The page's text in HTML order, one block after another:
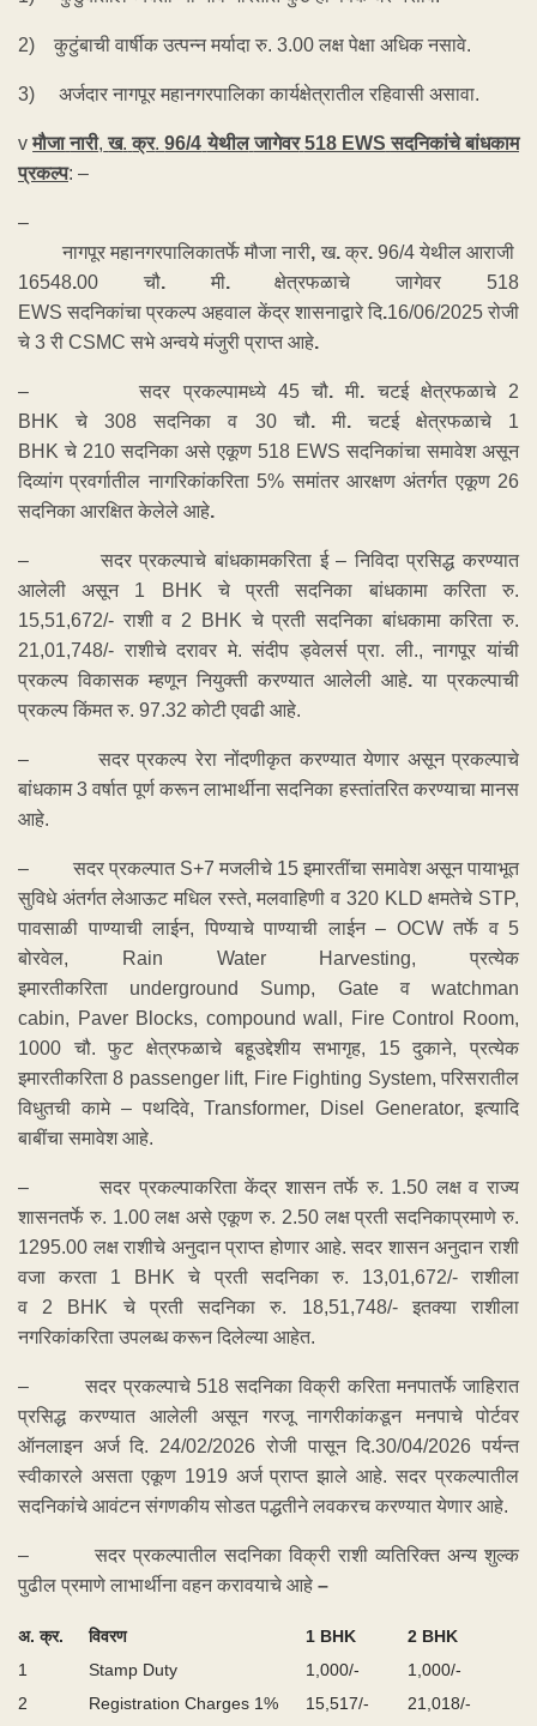
2) कुटुंबाची वार्षीक उत्पन्न मर्यादा रु. 3.00 लक्ष पेक्षा अधिक नसावे.
3) अर्जदार नागपूर महानगरपालिका कार्यक्षेत्रातील रहिवासी असावा.
vमौजा नारी, ख. क्र.96/4 येथील जागेवर 518 EWS सदनिकांचे बांधकाम
प्रकल्प: –
–
नागपूर महानगरपालिकातर्फे मौजा नारी, ख.क्र. 96/4 येथील आराजी
16548.00 चौ.मी.क्षेत्रफळाचे जागेवर 518
EWS सदनिकांचा प्रकल्प अहवाल केंद्र शासनाद्वारे दि.16/06/2025 रोजी
चे 3 री CSMC सभे अन्वये मंजुरी प्राप्त आहे.
– सदर प्रकल्पामध्ये 45 चौ. मी. चटई क्षेत्रफळाचे 2
BHK
चे 308 सदनिका व 30 चौ.मी. चटई क्षेत्रफळाचे
1
BHK चे 210 सदनिका असे एकूण 518 EWS सदनिकांचा समावेश असून
दिव्यांग प्रवर्गातील नागरिकांकरिता 5% समांतर आरक्षण अंतर्गत एकूण 26
सदनिका आरक्षित केलेले आहे.
– सदर प्रकल्पाचे बांधकामकरिता ई – निविदा प्रसिद्ध करण्यात
आलेली असून 1 BHK
चे प्रती सदनिका बांधकामा करिता रु.
15,51,672/- राशी व 2 BHK चे प्रती सदनिका बांधकामा करिता रु.
21,01,748/- राशीचे दरावर मे. संदीप ड्वेलर्स प्रा. ली., नागपूर यांची
प्रकल्प विकासक म्हणून नियुक्ती करण्यात आलेली आहे. या प्रकल्पाची
प्रकल्प किंमत रु. 97.32 कोटी एवढी आहे.
– सदर प्रकल्प रेरा नोंदणीकृत करण्यात येणार असून प्रकल्पाचे
बांधकाम 3 वर्षात पूर्ण करून लाभार्थीना सदनिका हस्तांतरित करण्याचा मानस
आहे.
– सदर प्रकल्पात S+7 मजलीचे 15 इमारतींचा समावेश असून पायाभूत
सुविधे अंतर्गत लेआऊट मधिल रस्ते, मलवाहिणी व 320 KLD क्षमतेचे STP,
पावसाळी पाण्याची लाईन, पिण्याचे पाण्याची लाईन – OCW तर्फे व 5
बोरवेल, Rain Water Harvesting, प्रत्येक
इमारतीकरिता underground
Sump, Gate
व watchman
cabin, Paver Blocks, compound wall, Fire Control Room,
1000 चौ. फुट क्षेत्रफळाचे बहूउद्देशीय सभागृह, 15 दुकाने, प्रत्येक
इमारतीकरिता 8 passenger lift, Fire Fighting System, परिसरातील
विधुतची कामे – पथदिवे, Transformer, Disel Generator, इत्यादि
बाबींचा समावेश आहे.
– सदर प्रकल्पाकरिता केंद्र शासन तर्फे रु. 1.50 लक्ष व राज्य
शासनतर्फे रु. 1.00 लक्ष असे एकूण रु. 2.50 लक्ष प्रती सदनिकाप्रमाणे रु.
1295.00 लक्ष राशीचे अनुदान प्राप्त होणार आहे. सदर शासन अनुदान राशी
वजा करता 1 BHK
चे प्रती सदनिका रु. 13,01,672/- राशीला
व 2 BHK
चे प्रती सदनिका रु. 18,51,748/- इतक्या राशीला
नगरिकांकरिता उपलब्ध करून दिलेल्या आहेत.
– सदर प्रकल्पाचे 518 सदनिका विक्री करिता मनपातर्फे जाहिरात
प्रसिद्ध करण्यात आलेली असून गरजू नागरीकांकडून मनपाचे पोर्टवर
ऑनलाइन अर्ज दि. 24/02/2026 रोजी पासून दि.30/04/2026 पर्यन्त
स्वीकारले असता एकूण 1919 अर्ज प्राप्त झाले आहे. सदर प्रकल्पातील
सदनिकांचे आवंटन संगणकीय सोडत पद्धतीने लवकरच करण्यात येणार आहे.
– सदर प्रकल्पातील सदनिका विक्री राशी व्यतिरिक्त अन्य शुल्क
पुढील प्रमाणे लाभार्थीना वहन करावयाचे आहे –
अ.क्र. विवरण 1 BHK 2 BHK
1
Stamp Duty 1,000/-
1,000/-
2
Registration Charges 1% 15,517/-
21,018/-